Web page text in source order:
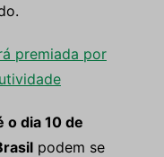
premiada por
o dia 10 de
podem se